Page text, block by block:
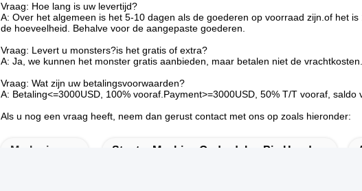
Vraag: Hoe lang is uw levertijd?
A: Over het algemeen is het 5-10 dagen als de goederen op voorraad zijn.of het
de hoeveelheid. Behalve voor de aangepaste goederen.
Vraag: Levert u monsters?is het gratis of extra?
A: Ja, we kunnen het monster gratis aanbieden, maar betalen niet de vrachtkosten.
Vraag: Wat zijn uw betalingsvoorwaarden?
A: Betaling<=3000USD, 100% vooraf.Payment>=3000USD, 50% T/T vooraf, saldo
Als u nog een vraag heeft, neem dan gerust contact met ons op zoals hieronder:
Markeringen: Stenter Machine Onderdelen Pin Houder